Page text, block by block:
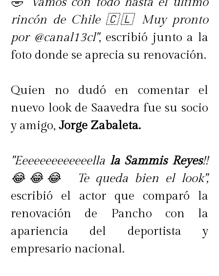
rincón de Chile 🇨🇱 Muy pronto
por @canal13cl", escribió junto a la
foto donde se aprecia su renovación.
Quien no dudó en comentar el
nuevo look de Saavedra fue su socio
y amigo,Jorge Zabaleta.
"Eeeeeeeeeeeeella la Sammis Reyes!!
😂😂😂 Te queda bien el look",
escribió el actor que comparó la
renovación de Pancho con la
apariencia del deportista y
empresario nacional.